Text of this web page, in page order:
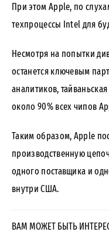
При этом Apple, по
техпроцессы Intel для
Несмотря на попытки
останется ключевым
аналитиков,
около 90% всех чипов
Таким образом, Apple
производственную
одного поставщика и
внутри США.
ВАМ МОЖЕТ БЫТЬ